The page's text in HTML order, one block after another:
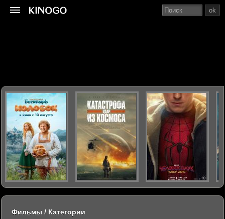
ok
Фильмы / Категории